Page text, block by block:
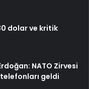
dolar ve kritik
NATO Zirvesi
geldi